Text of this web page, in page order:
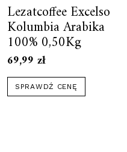
Lezatcoffee Excelso
Kolumbia Arabika
100% 0,50Kg
69,99 zł
SPRAWDŹ CENĘ